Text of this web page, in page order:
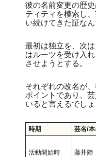
彼の名前変更の歴
ティティを模索し
い続けてきた証なん
最初は独立を、次
はルーツを受け入
させようとする。
それぞれの改名が
ポイントであり、
いると言えるでしょ
時期 芸名/本
活動開始時 藤井陸